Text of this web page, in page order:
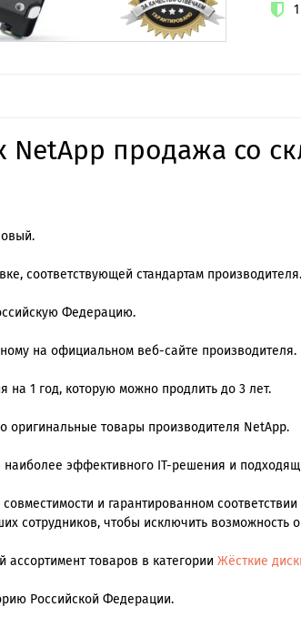
NetApp продажа со
соответствующей стандартам производителя.
Федерацию.
на официальном веб-сайте производителя.
на 1 год, которую можно продлить до 3 лет.
товары производителя NetApp.
эффективного IT-решения и
и гарантированном
сотрудников, чтобы исключить
товаров в категории Жёсткие
Российской Федерации.